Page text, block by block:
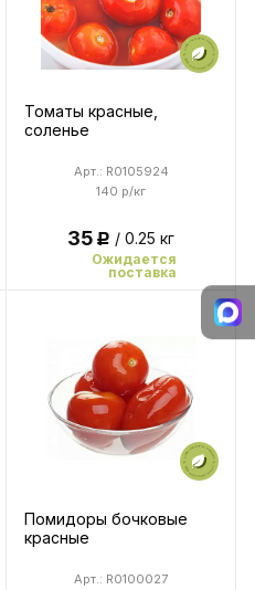
Томаты красные,
соленье
140 р/кг
Арт.: R0105924
35Р / 0.25 кг
Ожидается
поставка
Помидоры бочковые
красные
Арт.: R0100027